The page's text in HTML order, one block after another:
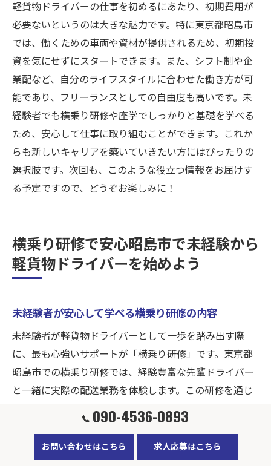
軽貨物ドライバーの仕事を初めるにあたり、初期費用が
必要ないというのは大きな魅力です。特に東京都昭島市
では、働くための車両や資材が提供されるため、初期投
資を気にせずにスタートできます。また、シフト制や企
業配など、自分のライフスタイルに合わせた働き方が可
能であり、フリーランスとしての自由度も高いです。未
経験者でも横乗り研修や座学でしっかりと基礎を学べる
ため、安心して仕事に取り組むことができます。これか
らも新しいキャリアを築いていきたい方にはぴったりの
選択肢です。次回も、このような役立つ情報をお届けす
る予定ですので、どうぞお楽しみに！
横乗り研修で安心昭島市で未経験から
軽貨物ドライバーを始めよう
未経験者が安心して学べる横乗り研修の内容
未経験者が軽貨物ドライバーとして一歩を踏み出す際
に、最も心強いサポートが「横乗り研修」です。東京都
昭島市での横乗り研修では、経験豊富な先輩ドライバー
と一緒に実際の配送業務を体験します。この研修を通じ
て、荷物の積み下ろしや配達ルートの選定、トラブル対
応などの実践的なスキルを身につけることができます。
さらに、先輩ドライバーから直接アドバイスを受けるこ
とで、業務委託でのフリーランスとしての自信を高める
090-4536-0893
お問い合わせはこちら 求人応募はこちら